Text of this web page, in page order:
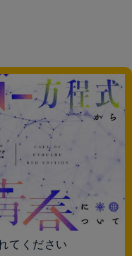
てください